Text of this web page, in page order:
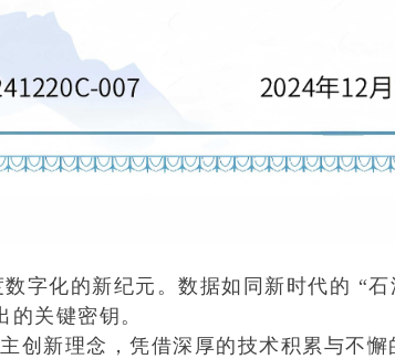
字化的新纪元。数据如同新时代的 “
关键密钥。
创新理念，凭借深厚的技术积累与不